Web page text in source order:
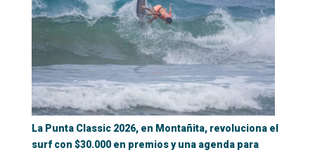
La Punta Classic 2026, en Montañita, revoluciona el
surf con $30.000 en premios y una agenda para